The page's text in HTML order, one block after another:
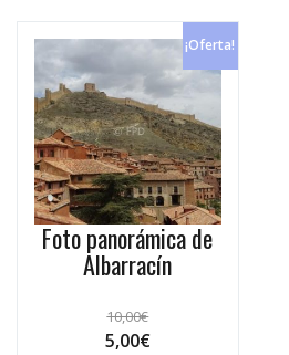
¡Oferta!
Foto panorámica de
Albarracín
10,00€
5,00€